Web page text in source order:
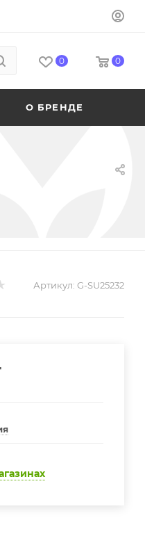
0 0
О БРЕНДЕ
Артикул: G-SU25232